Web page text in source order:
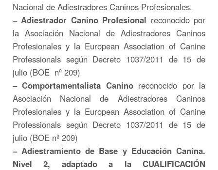
Nacional de Adiestradores Caninos Profesionales.
– Adiestrador Canino Profesional reconocido por
la Asociación Nacional de Adiestradores Caninos
Profesionales y la European Association of Canine
Professionals según Decreto 1037/2011 de 15 de
julio (BOE nº 209)
– Comportamentalista Caninoreconocido por la
Asociación Nacional de Adiestradores Caninos
Profesionales y la European Association of Canine
Professionals según Decreto 1037/2011 de 15 de
julio (BOE nº 209)
– Adiestramiento de Base y Educación Canina.
Nivel 2, adaptado a la CUALIFICACIÓN